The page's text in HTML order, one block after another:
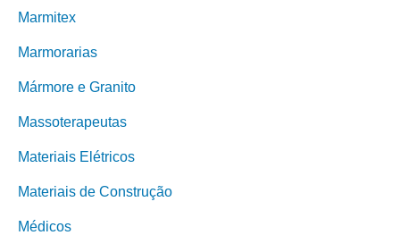
Marmitex
Marmorarias
Mármore e Granito
Massoterapeutas
Materiais Elétricos
Materiais de Construção
Médicos